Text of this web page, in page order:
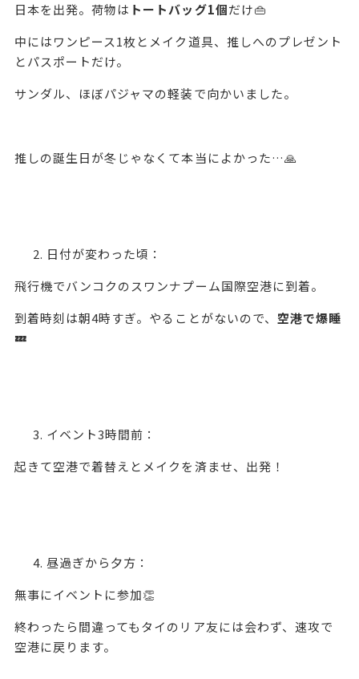
日本を出発。荷物は トートバッグ1個だけ👜
中にはワンピース1枚とメイク道具、推しへのプレゼント
とパスポートだけ。
サンダル、ほぼパジャマの軽装で向かいました。
推しの誕生日が冬じゃなくて本当によかった…🙏
日付が変わった頃：
飛行機でバンコクのスワンナプーム国際空港に到着。
到着時刻は朝4時すぎ。やることがないので、 空港で爆睡
💤
イベント3時間前：
起きて空港で着替えとメイクを済ませ、出発！
昼過ぎから夕方：
無事にイベントに参加👏
終わったら間違ってもタイのリア友には会わず、速攻で
空港に戻ります。